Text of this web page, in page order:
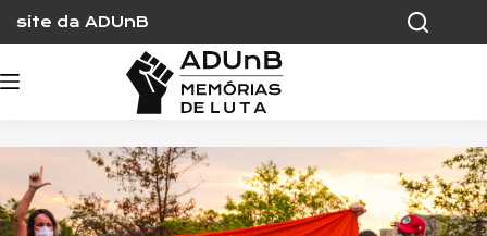
content
site da ADUnB